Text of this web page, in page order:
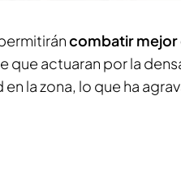
combatir mejor
que actuaran por la
la zona, lo que ha